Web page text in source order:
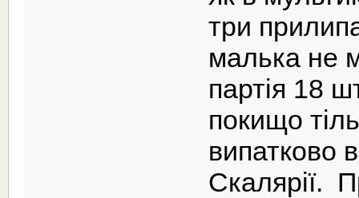
три
малька не
партія 18
покищо
випатково
Скалярії.